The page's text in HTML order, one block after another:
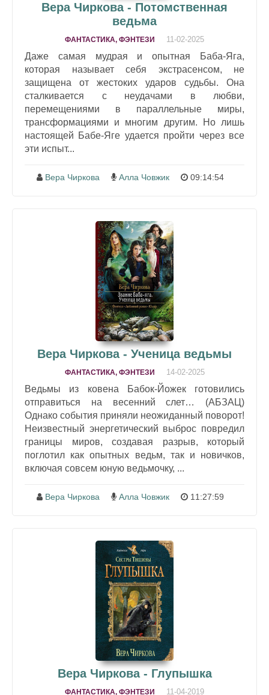
Вера Чиркова - Потомственная
ведьма
ФАНТАСТИКА, ФЭНТЕЗИ 11-02-2025
Даже самая мудрая и опытная Баба-Яга,
которая называет себя экстрасенсом, не
защищена от жестоких ударов судьбы. Она
сталкивается с неудачами в любви,
перемещениями в параллельные миры,
трансформациями и многим другим. Но лишь
настоящей Бабе-Яге удается пройти через все
эти испыт...
Вера Чиркова Алла Човжик 09:14:54
Вера Чиркова - Ученица ведьмы
ФАНТАСТИКА, ФЭНТЕЗИ 14-02-2025
Ведьмы из ковена Бабок-Йожек готовились
отправиться на весенний слет… (АБЗАЦ)
Однако события приняли неожиданный поворот!
Неизвестный энергетический выброс повредил
границы миров, создавая разрыв, который
поглотил как опытных ведьм, так и новичков,
включая совсем юную ведьмочку, ...
Вера Чиркова Алла Човжик 11:27:59
Вера Чиркова - Глупышка
ФАНТАСТИКА, ФЭНТЕЗИ 11-04-2019